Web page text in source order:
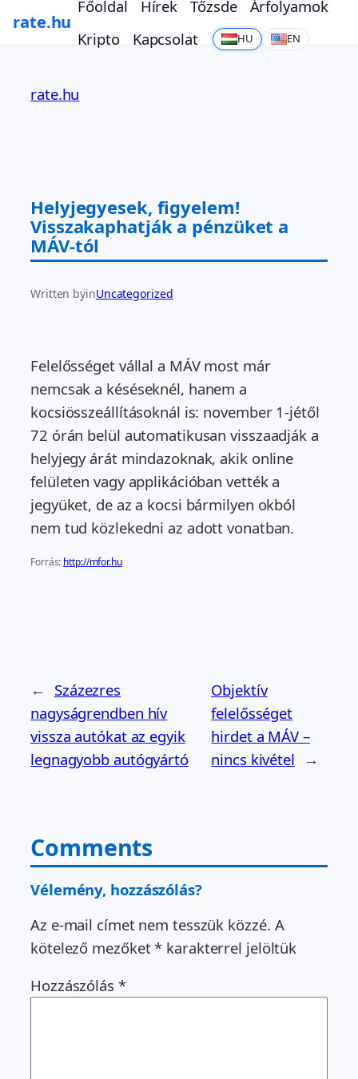
rate.hu
Főoldal Hírek Tőzsde
Árfolyamok
Kripto
Kapcsolat HU EN
tartalomhoz
rate.hu
Helyjegyesek, figyelem!
Visszakaphatják a pénzüket a
MÁV-tól
Written byinUncategorized
Felelősséget vállal a MÁV most már
nemcsak a késéseknél, hanem a
kocsiösszeállításoknál is: november 1-jétől
72 órán belül automatikusan visszaadják a
helyjegy árát mindazoknak, akik online
felületen vagy applikációban vették a
jegyüket, de az a kocsi bármilyen okból
nem tud közlekedni az adott vonatban.
Forrás: http://mfor.hu
← Százezres
nagyságrendben hív
vissza autókat az egyik
legnagyobb autógyártó
Objektív
felelősséget
hirdet a MÁV –
nincs kivétel →
Comments
Vélemény, hozzászólás?
Az e-mail címet nem tesszük közzé. A
kötelező mezőket* karakterrel jelöltük
Hozzászólás *